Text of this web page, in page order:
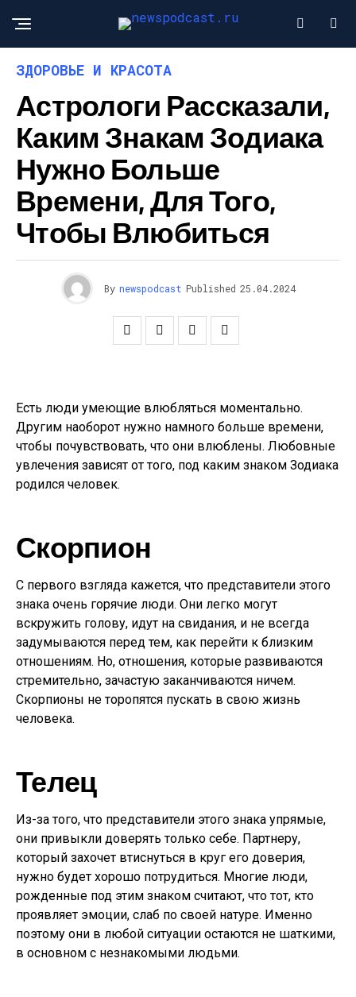
ЗДОРОВЬЕ И КРАСОТА
Астрологи Рассказали,
Каким Знакам Зодиака
Нужно Больше
Времени, Для Того,
Чтобы Влюбиться
By newspodcast Published 25.04.2024
Есть люди умеющие влюбляться моментально.
Другим наоборот нужно намного больше времени,
чтобы почувствовать, что они влюблены. Любовные
увлечения зависят от того, под каким знаком Зодиака
родился человек.
Скорпион
С первого взгляда кажется, что представители этого
знака очень горячие люди. Они легко могут
вскружить голову, идут на свидания, и не всегда
задумываются перед тем, как перейти к близким
отношениям. Но, отношения, которые развиваются
стремительно, зачастую заканчиваются ничем.
Скорпионы не торопятся пускать в свою жизнь
человека.
Телец
Из-за того, что представители этого знака упрямые,
они привыкли доверять только себе. Партнеру,
который захочет втиснуться в круг его доверия,
нужно будет хорошо потрудиться. Многие люди,
рожденные под этим знаком считают, что тот, кто
проявляет эмоции, слаб по своей натуре. Именно
поэтому они в любой ситуации остаются не шаткими,
в основном с незнакомыми людьми.